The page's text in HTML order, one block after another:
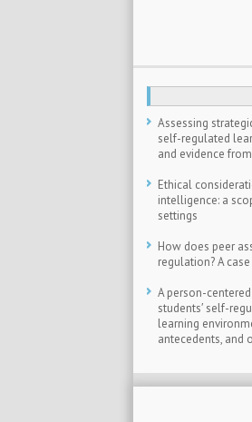
Assessing
self-regulated
and evidence
Ethical
intelligence: a
settings
How does peer
regulation? A
A person-
students′ self-
learning
antecedents, and